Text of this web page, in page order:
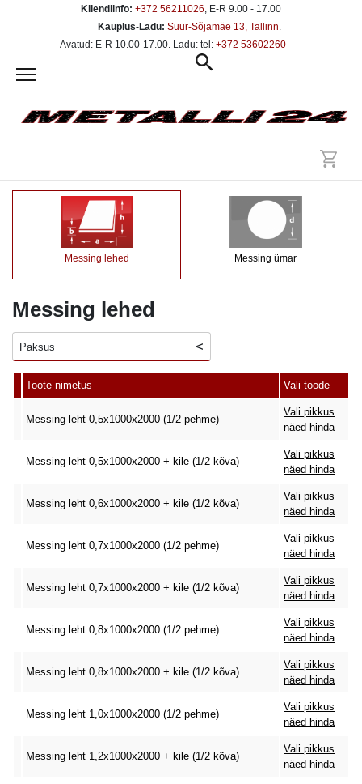
Kliendiinfo: +372 56211026, E-R 9.00 - 17.00
Kauplus-Ladu: Suur-Sõjamäe 13, Tallinn.
Avatud: E-R 10.00-17.00. Ladu: tel: +372 53602260
Messing lehed Messing ümar
Messing lehed
Paksus
Toote nimetus Vali toode
Messing leht 0,5x1000x2000 (1/2 pehme)
Vali pikkus
näed hinda
Messing leht 0,5x1000x2000 + kile (1/2 kõva)
Vali pikkus
näed hinda
Messing leht 0,6x1000x2000 + kile (1/2 kõva)
Vali pikkus
näed hinda
Messing leht 0,7x1000x2000 (1/2 pehme)
Vali pikkus
näed hinda
Messing leht 0,7x1000x2000 + kile (1/2 kõva)
Vali pikkus
näed hinda
Messing leht 0,8x1000x2000 (1/2 pehme)
Vali pikkus
näed hinda
Messing leht 0,8x1000x2000 + kile (1/2 kõva)
Vali pikkus
näed hinda
Messing leht 1,0x1000x2000 (1/2 pehme)
Vali pikkus
näed hinda
Messing leht 1,2x1000x2000 + kile (1/2 kõva)
Vali pikkus
näed hinda